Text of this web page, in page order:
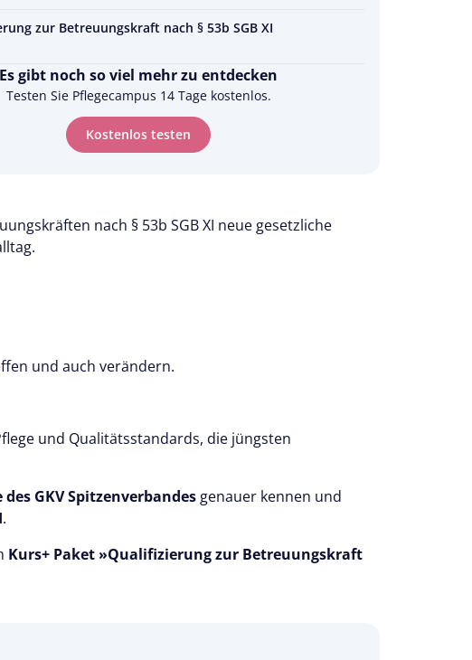
zur Betreuungskraft nach § 53b SGB XI
Es gibt noch so viel mehr zu entdecken
Testen Sie Pflegecampus 14 Tage kostenlos.
Kostenlos testen
nach § 53b SGB XI neue gesetzliche
und auch verändern.
und Qualitätsstandards, die jüngsten
GKV Spitzenverbandesgenauer kennen und
.
Kurs+ Paket »Qualifizierung zur Betreuungskraft